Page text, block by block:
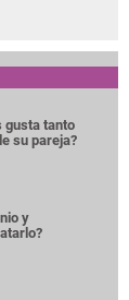
gusta tanto
su pareja?
y